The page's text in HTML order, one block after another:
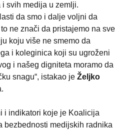
svih medija u zemlji.
da smo i dalje voljni da
ne znači da pristajemo na sve
koju više ne smemo da
i koleginica koji su ugroženi
i našeg digniteta moramo da
snagu“, istakao je Željko
i indikatori koje je Koalicija
bezbednosti medijskih radnika